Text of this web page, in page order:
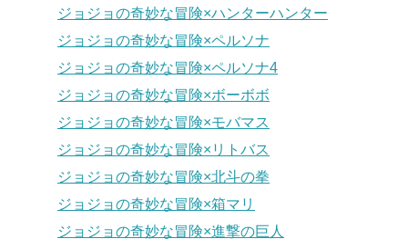
ジョジョの奇妙な冒険×ハンターハンター
ジョジョの奇妙な冒険×ペルソナ
ジョジョの奇妙な冒険×ペルソナ4
ジョジョの奇妙な冒険×ボーボボ
ジョジョの奇妙な冒険×モバマス
ジョジョの奇妙な冒険×リトバス
ジョジョの奇妙な冒険×北斗の拳
ジョジョの奇妙な冒険×箱マリ
ジョジョの奇妙な冒険×進撃の巨人